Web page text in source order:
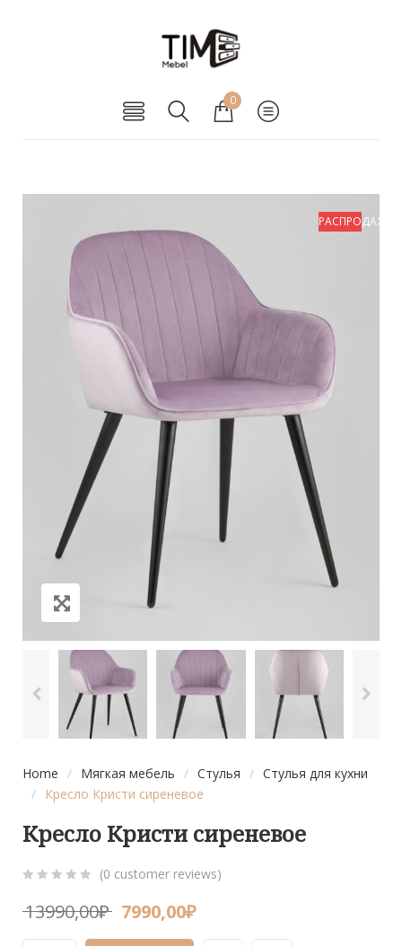
0
РАСПРОДАЖА!
Home / Мягкая мебель / Стулья / Стулья для кухни
/
Кресло Кристи сиреневое
Кресло Кристи сиреневое
out
(0 customer reviews)
13990,00₽ 7990,00₽